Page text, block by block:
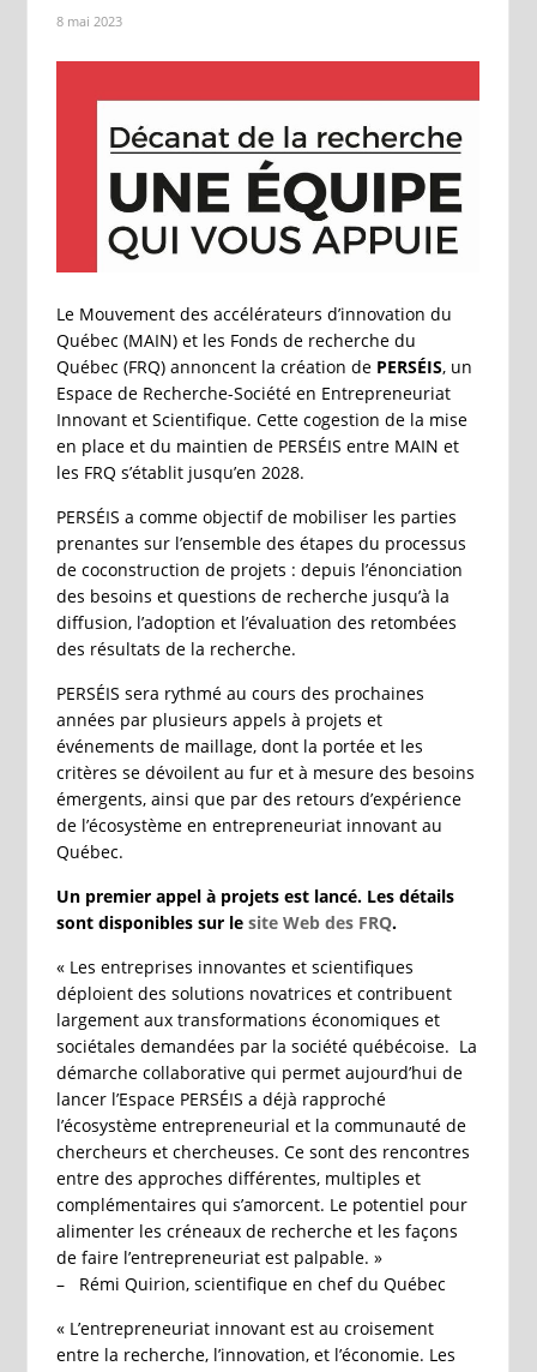
8 mai 2023
Le Mouvement des accélérateurs d’innovation du
Québec (MAIN) et les Fonds de recherche du
Québec (FRQ) annoncent la création de PERSÉIS, un
Espace de Recherche-Société en Entrepreneuriat
Innovant et Scientifique. Cette cogestion de la mise
en place et du maintien de PERSÉIS entre MAIN et
les FRQ s’établit jusqu’en 2028.
PERSÉIS a comme objectif de mobiliser les parties
prenantes sur l’ensemble des étapes du processus
de coconstruction de projets : depuis l’énonciation
des besoins et questions de recherche jusqu’à la
diffusion, l’adoption et l’évaluation des retombées
des résultats de la recherche.
PERSÉIS sera rythmé au cours des prochaines
années par plusieurs appels à projets et
événements de maillage, dont la portée et les
critères se dévoilent au fur et à mesure des besoins
émergents, ainsi que par des retours d’expérience
de l’écosystème en entrepreneuriat innovant au
Québec.
Un premier appel à projets est lancé. Les détails
sont disponibles sur le site Web des FRQ.
« Les entreprises innovantes et scientifiques
déploient des solutions novatrices et contribuent
largement aux transformations économiques et
sociétales demandées par la société québécoise. La
démarche collaborative qui permet aujourd’hui de
lancer l’Espace PERSÉIS a déjà rapproché
l’écosystème entrepreneurial et la communauté de
chercheurs et chercheuses. Ce sont des rencontres
entre des approches différentes, multiples et
complémentaires qui s’amorcent. Le potentiel pour
alimenter les créneaux de recherche et les façons
de faire l’entrepreneuriat est palpable. »
– Rémi Quirion, scientifique en chef du Québec
« L’entrepreneuriat innovant est au croisement
entre la recherche, l’innovation, et l’économie. Les